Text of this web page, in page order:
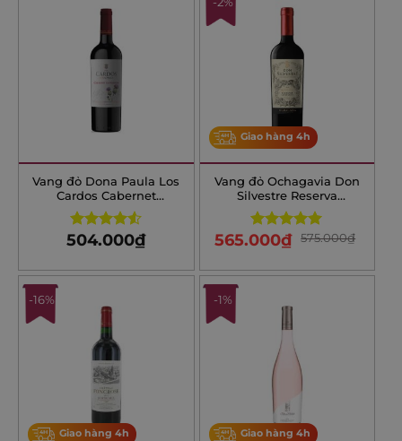
Vang đỏ Dona Paula Los
Cardos Cabernet
Sauvignon
Rated
of 5
504.000₫
Giao hàng 4h
Vang đỏ Ochagavia Don
Silvestre Reserva
Cabernet Sauvignon
Rated5.00
out of 5
575.000₫
565.000₫
-16%
Giao hàng 4h
-1%
Giao hàng 4h